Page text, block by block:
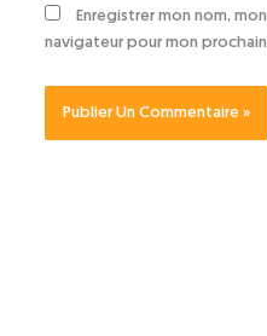
Enregistrer mon nom,
navigateur pour mon